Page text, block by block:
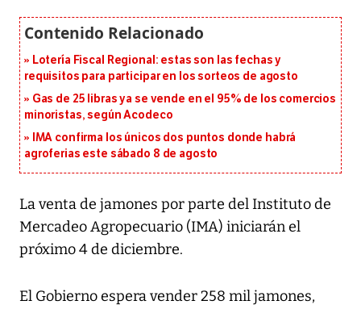
Lotería Fiscal Regional: estas son las fechas y
requisitos para participar en los sorteos de agosto
Gas de 25 libras ya se vende en el 95% de los comercios
minoristas, según Acodeco
IMA confirma los únicos dos puntos donde habrá
agroferias este sábado 8 de agosto
La venta de jamones por parte del Instituto de
Mercadeo Agropecuario (IMA) iniciarán el
próximo 4 de diciembre.
El Gobierno espera vender 258 mil jamones,